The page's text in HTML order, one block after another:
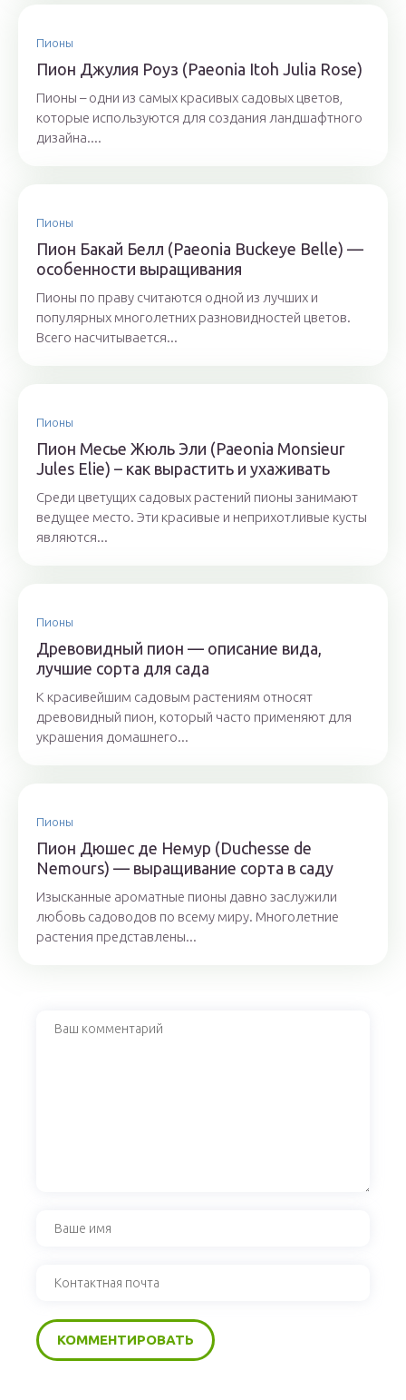
Пионы
Пион Джулия Роуз (Paeonia Itoh Julia Rose)
Пионы – одни из самых красивых садовых цветов,
которые используются для создания ландшафтного
дизайна....
Пионы
Пион Бакай Белл (Paeonia Buckeye Belle) —
особенности выращивания
Пионы по праву считаются одной из лучших и
популярных многолетних разновидностей цветов.
Всего насчитывается...
Пионы
Пион Месье Жюль Эли (Paeonia Monsieur
Jules Elie) – как вырастить и ухаживать
Среди цветущих садовых растений пионы занимают
ведущее место. Эти красивые и неприхотливые кусты
являются...
Пионы
Древовидный пион — описание вида,
лучшие сорта для сада
К красивейшим садовым растениям относят
древовидный пион, который часто применяют для
украшения домашнего...
Пионы
Пион Дюшес де Немур (Duchesse de
Nemours) — выращивание сорта в саду
Изысканные ароматные пионы давно заслужили
любовь садоводов по всему миру. Многолетние
растения представлены...